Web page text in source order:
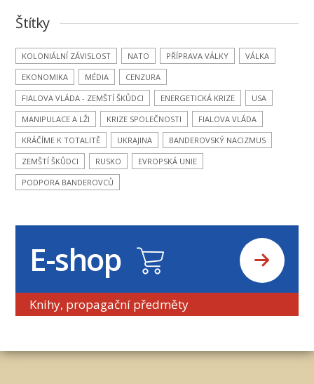
Štítky
KOLONIÁLNÍ ZÁVISLOST NATO PŘÍPRAVA VÁLKY
VÁLKA
EKONOMIKA
MÉDIA
CENZURA
FIALOVA VLÁDA - ZEMŠTÍ ŠKŮDCI
ENERGETICKÁ KRIZE
USA
MANIPULACE A LŽI
KRIZE SPOLEČNOSTI
FIALOVA VLÁDA
KRÁČÍME K TOTALITĚ
UKRAJINA
BANDEROVSKÝ NACIZMUS
ZEMŠTÍ ŠKŮDCI
RUSKO
EVROPSKÁ UNIE
PODPORA BANDEROVCŮ
E-shop
Knihy, propagační předměty